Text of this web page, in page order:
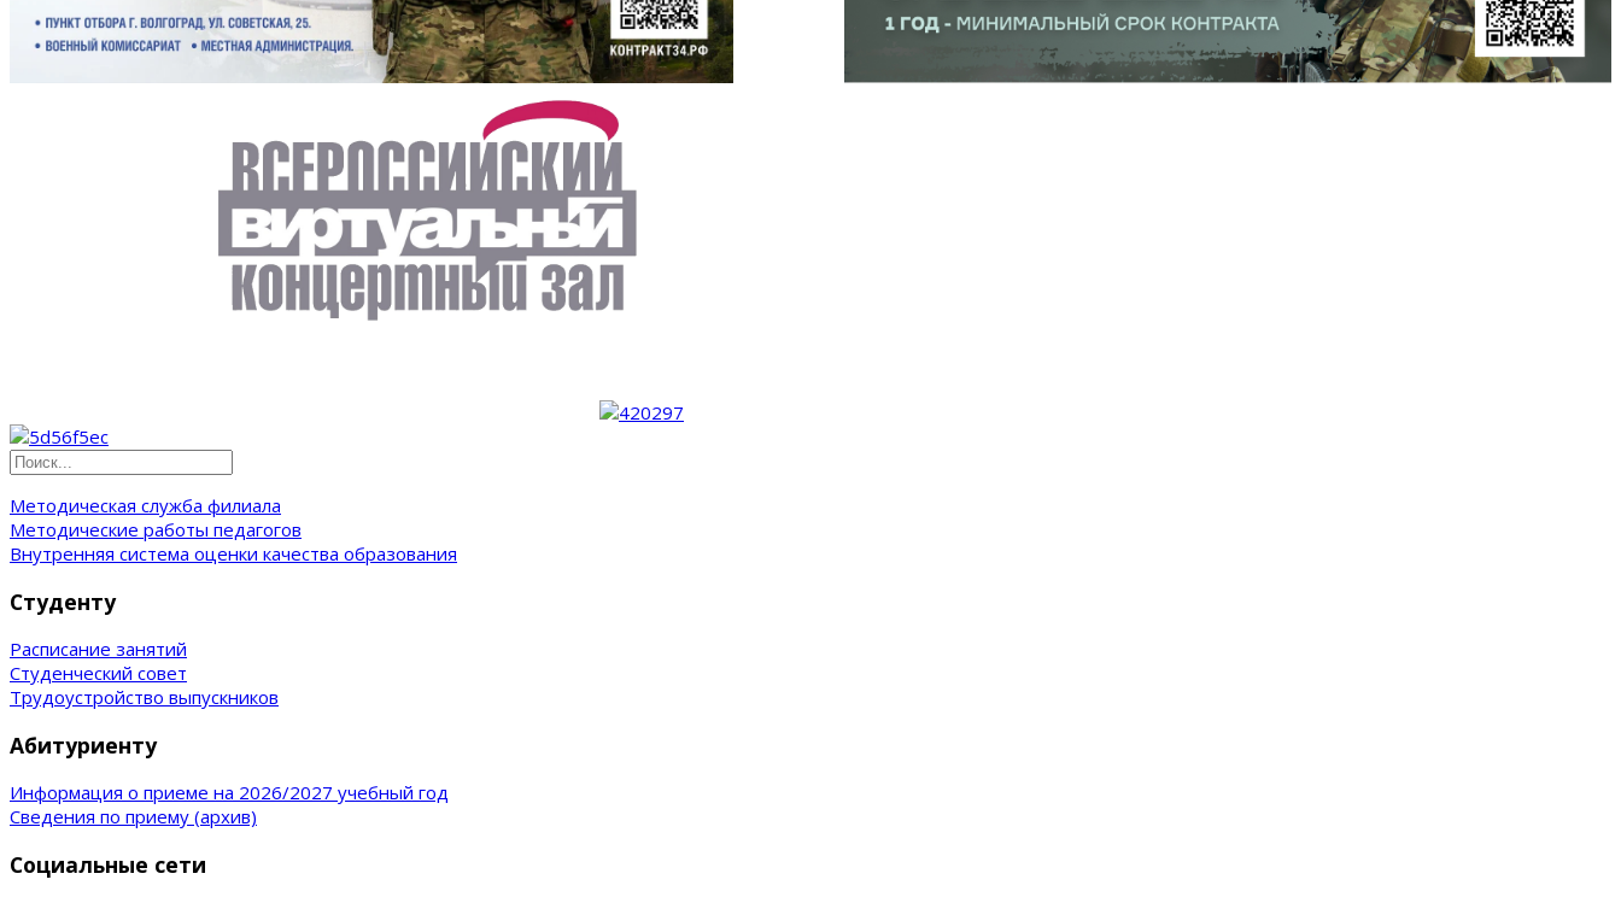
Методическая служба филиала
Методические работы педагогов
Внутренняя система оценки качества образования
Студенту
Расписание занятий
Студенческий совет
Трудоустройство выпускников
Абитуриенту
Информация о приеме на 2026/2027 учебный год
Сведения по приему (архив)
Социальные сети